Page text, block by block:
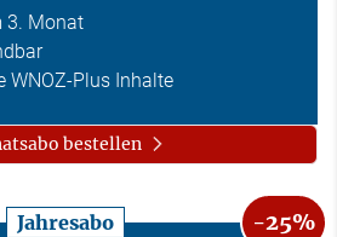
3. Monat
WNOZ-Plus Inhalte
bestellen
Jahresabo -25%